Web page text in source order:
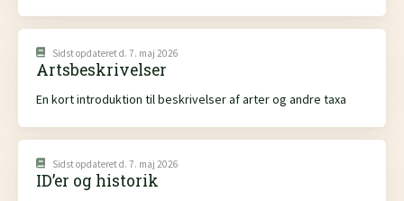
Sidst opdateret d. 7. maj 2026
Artsbeskrivelser
En kort introduktion til beskrivelser af arter og andre taxa
Sidst opdateret d. 7. maj 2026
ID’er og historik